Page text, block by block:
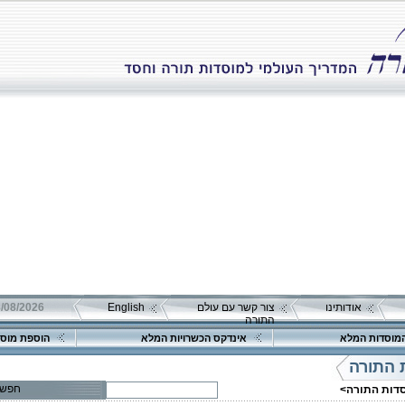
אודותינו
צור קשר עם עולם
התורה
English 08/08/2026 שבת כ"ה
המלא אינדקס הכשרויות המלא הוספת
התורה
התורה> חפש
פרטים נוספים:
טלפון 1:
פקס
580256865